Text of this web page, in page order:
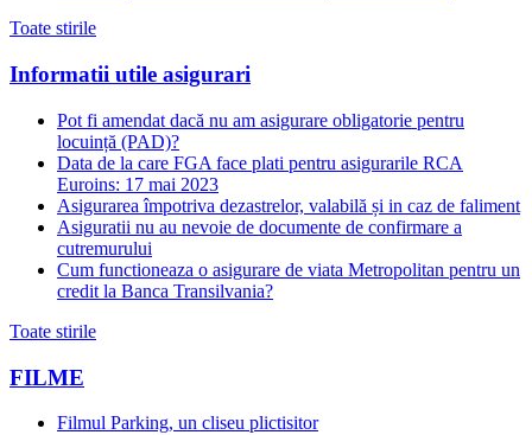
Toate stirile
Informatii utile asigurari
Pot fi amendat dacă nu am asigurare obligatorie pentru
locuință (PAD)?
Data de la care FGA face plati pentru asigurarile RCA
Euroins: 17 mai 2023
Asigurarea împotriva dezastrelor, valabilă și in caz de faliment
Asiguratii nu au nevoie de documente de confirmare a
cutremurului
Cum functioneaza o asigurare de viata Metropolitan pentru un
credit la Banca Transilvania?
Toate stirile
FILME
Filmul Parking, un cliseu plictisitor